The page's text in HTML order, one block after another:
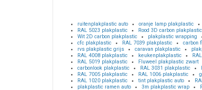
ruitenplakplastic auto oranje lamp plakplastic
RAL 5023 plakplastic
Rood 3D carbon plakplastic
Wit 2D carbon plakplastic
plakplastic wrapping
cfc plakplastic
RAL 7039 plakplastic carbon
rvs plakplastic grijs
caravan plakplastic
RAL 4008 plakplastic
keukenplakplastic
RAL 5019 plakplastic
Fluweel plakplastic zwart
carbonlook plakplastic
RAL 3031 plakplastic
RAL 7005 plakplastic
RAL 1006 plakplastic
RAL 1020 plakplastic
tint plakplastic auto
plakplastic ramen auto
3m plakplastic wrap